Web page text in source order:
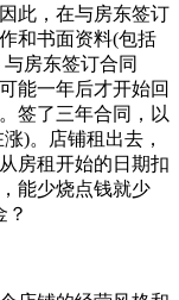
此，在与房东签订
和书面资料(包括
房东签订合同
能一年后才开始回
签了三年合同，以
)。店铺租出去，
房租开始的日期扣
能少烧点钱就少
？